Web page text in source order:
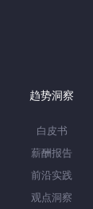
趋势洞察
白皮书
薪酬报告
前沿实践
观点洞察